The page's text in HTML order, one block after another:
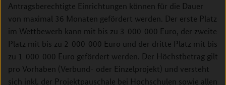
Antragsberechtigte Einrichtungen können für die Dauer
von maximal 36 Monaten gefördert werden. Der erste Platz
im Wettbewerb kann mit bis zu 3 000 000 Euro, der zweite
Platz mit bis zu 2 000 000 Euro und der dritte Platz mit bis
zu 1 000 000 Euro gefördert werden. Der Höchstbetrag gilt
pro Vorhaben (Verbund- oder Einzelprojekt) und versteht
sich inkl. der Projektpauschale bei Hochschulen sowie allen